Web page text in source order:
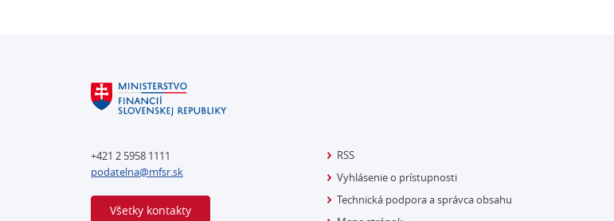
+421 2 5958 1111
podatelna@mfsr.sk
Všetky kontakty
RSS
Vyhlásenie o prístupnosti
Technická podpora a správca obsahu